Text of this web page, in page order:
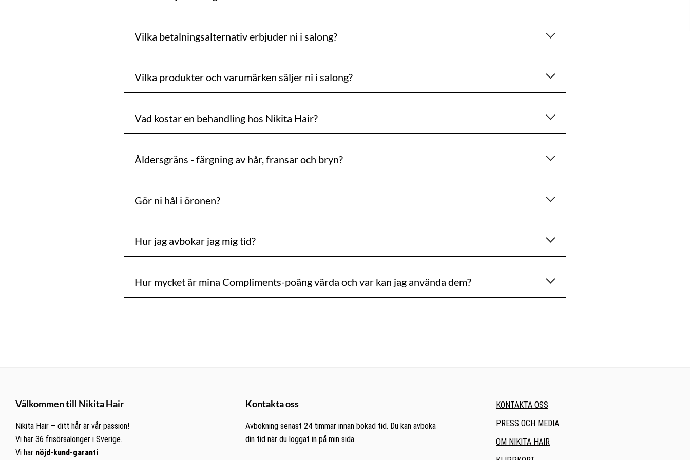
Vilka betalningsalternativ erbjuder ni i salong?
Vilka produkter och varumärken säljer ni i salong?
Vad kostar en behandling hos Nikita Hair?
Åldersgräns - färgning av hår, fransar och bryn?
Gör ni hål i öronen?
Hur jag avbokar jag mig tid?
Hur mycket är mina Compliments-poäng värda och var kan jag använda dem?
Footer
Välkommen till Nikita Hair
Nikita Hair – ditt hår är vår passion!
Vi har 36 frisörsalonger i Sverige.
Vi har nöjd-kund-garanti
Kontakta oss
Avbokning senast 24 timmar innan bokad tid. Du kan avboka
din tid när du loggat in på min sida.
KONTAKTA OSS
PRESS OCH MEDIA
OM NIKITA HAIR